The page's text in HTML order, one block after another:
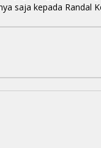
saja kepada Randal